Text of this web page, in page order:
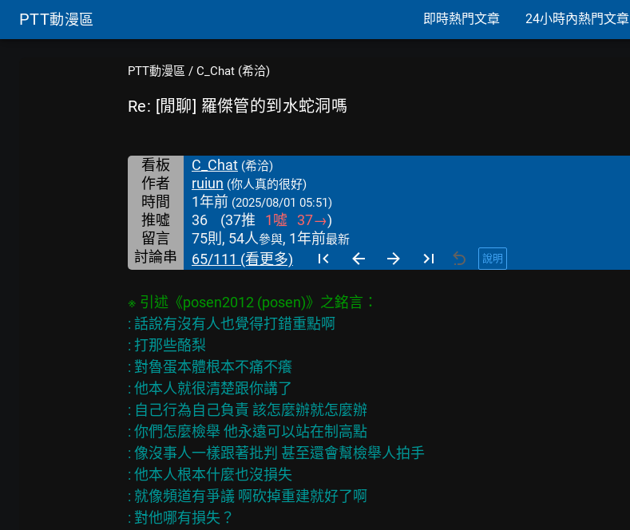
PTT動漫區 即時熱門文章 24小時內熱門文章
PTT動漫區 / C_Chat (希洽)
Re: [閒聊] 羅傑管的到水蛇洞嗎
看板 C_Chat (希洽)
作者 ruiun (你人真的很好)
時間 1年前 (2025/08/01 05:51)
推噓 36 (37推 1噓 37→)
留言
75則, 54人參與, 1年前最新
討論串 65/111 (看更多) 說明
: 話說有沒有人也覺得打錯重點啊
: 打那些酪梨
: 對魯蛋本體根本不痛不癢
: 他本人就很清楚跟你講了
: 自己行為自己負責 該怎麼辦就怎麼辦
: 你們怎麼檢舉 他永遠可以站在制高點
: 像沒事人一樣跟著批判 甚至還會幫檢舉人拍手
: 他本人根本什麼也沒損失
: 就像頻道有爭議 啊砍掉重建就好了啊
: 對他哪有損失？